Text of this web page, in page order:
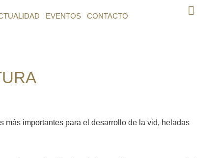
EVENTOS CONTACTO
más importantes para el desarrollo de la vid, heladas